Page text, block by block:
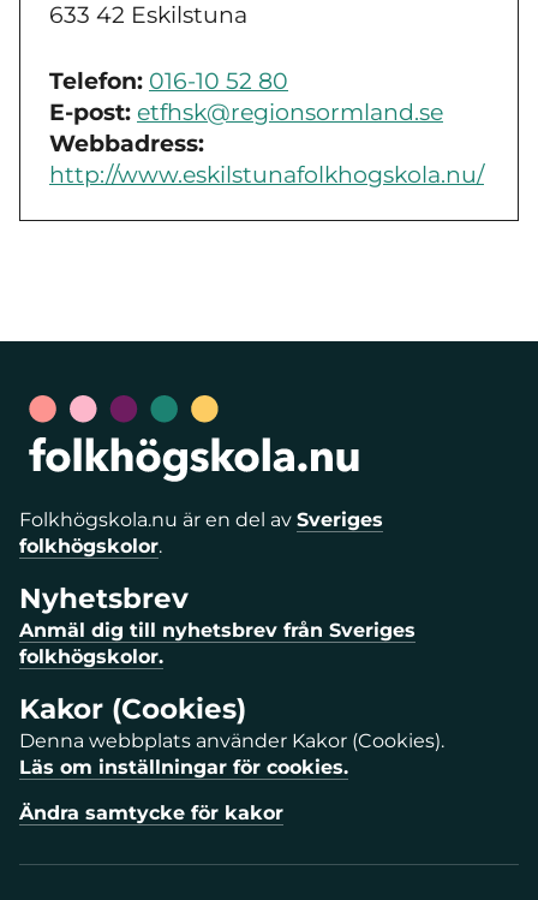
633 42 Eskilstuna
Telefon: 016-10 52 80
E-post: etfhsk@regionsormland.se
Webbadress:
http://www.eskilstunafolkhogskola.nu/
Folkhögskola.nu är en del av Sveriges
folkhögskolor.
Nyhetsbrev
Anmäl dig till nyhetsbrev från Sveriges
folkhögskolor.
Kakor (Cookies)
Denna webbplats använder Kakor (Cookies).
Läs om inställningar för cookies.
Ändra samtycke för kakor